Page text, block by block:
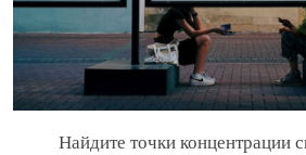
Найдите точки концентрации